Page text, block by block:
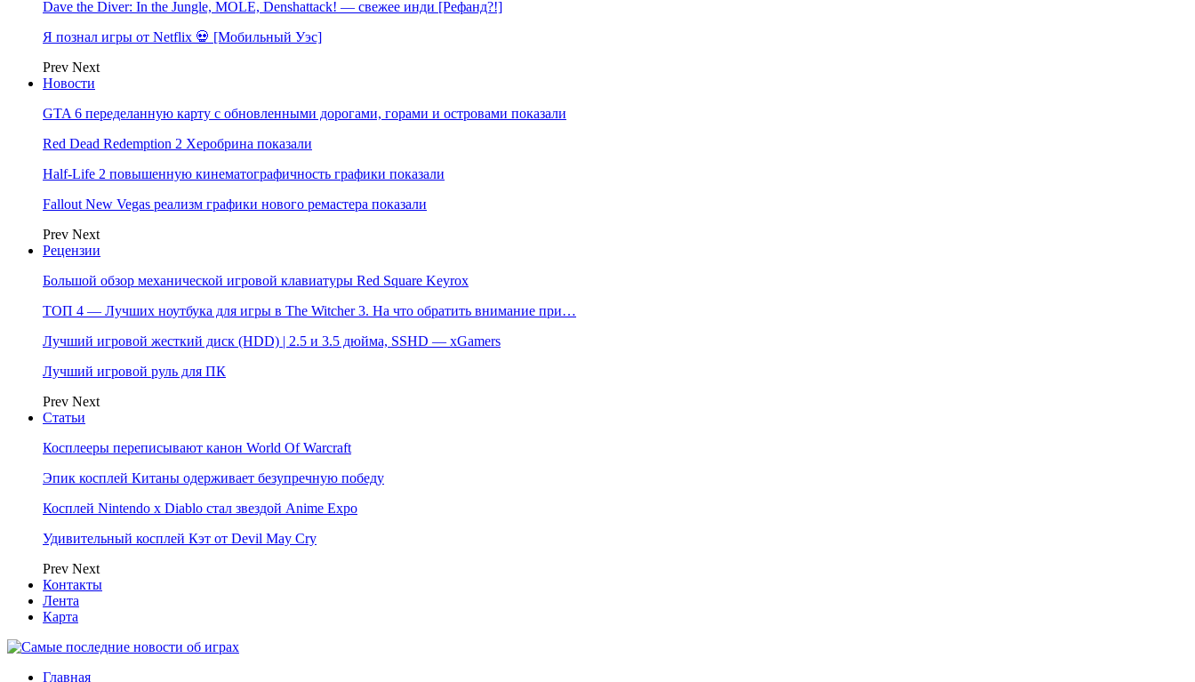
Dave the Diver: In the Jungle, MOLE, Denshattack! — свежее инди [Рефанд?!]
Я познал игры от Netflix 💀 [Мобильный Уэс]
Prev Next
Новости
GTA 6 переделанную карту с обновленными дорогами, горами и островами показали
Red Dead Redemption 2 Херобрина показали
Half-Life 2 повышенную кинематографичность графики показали
Fallout New Vegas реализм графики нового ремастера показали
Prev Next
Рецензии
Большой обзор механической игровой клавиатуры Red Square Keyrox
ТОП 4 — Лучших ноутбука для игры в The Witcher 3. На что обратить внимание при…
Лучший игровой жесткий диск (HDD) | 2.5 и 3.5 дюйма, SSHD — xGamers
Лучший игровой руль для ПК
Prev Next
Статьи
Косплееры переписывают канон World Of Warcraft
Эпик косплей Китаны одерживает безупречную победу
Косплей Nintendo x Diablo стал звездой Anime Expo
Удивительный косплей Кэт от Devil May Cry
Prev Next
Контакты
Лента
Карта
Главная